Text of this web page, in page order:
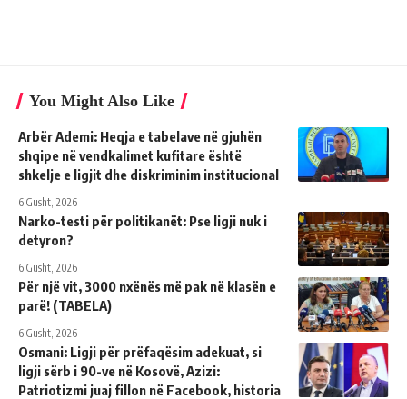
You Might Also Like
Arbër Ademi: Heqja e tabelave në gjuhën
shqipe në vendkalimet kufitare është
shkelje e ligjit dhe diskriminim institucional
6 Gusht, 2026
Narko-testi për politikanët: Pse ligji nuk i
detyron?
6 Gusht, 2026
Për një vit, 3000 nxënës më pak në klasën e
parë! (TABELA)
6 Gusht, 2026
Osmani: Ligji për prëfaqësim adekuat, si
ligji sërb i 90-ve në Kosovë, Azizi:
Patriotizmi juaj fillon në Facebook, historia